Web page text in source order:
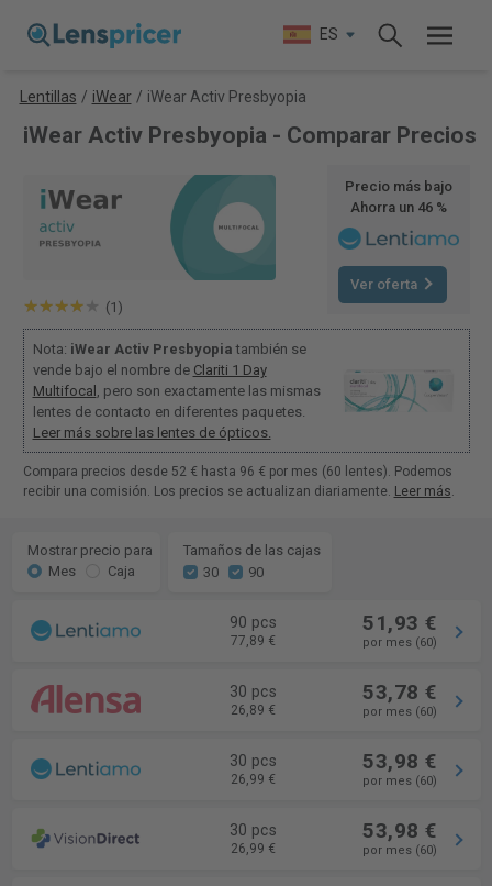
ES
Lentillas / iWear / iWear Activ Presbyopia
iWear Activ Presbyopia - Comparar Precios
(1)
Precio más bajo
Ahorra un 46 %
Ver oferta
Nota: iWear Activ Presbyopia también se
vende bajo el nombre de Clariti 1 Day
Multifocal , pero son exactamente las mismas
lentes de contacto en diferentes paquetes.
Leer más sobre las lentes de ópticos.
Compara precios desde 52 € hasta 96 € por mes (60 lentes). Podemos
recibir una comisión. Los precios se actualizan diariamente. Leer más.
Mostrar precio para
Mes
Caja
Tamaños de las cajas
30
90
90 pcs
77,89 €
51,93 €
por mes (60)
30 pcs
26,89 €
53,78 €
por mes (60)
30 pcs
26,99 €
53,98 €
por mes (60)
30 pcs
26,99 €
53,98 €
por mes (60)